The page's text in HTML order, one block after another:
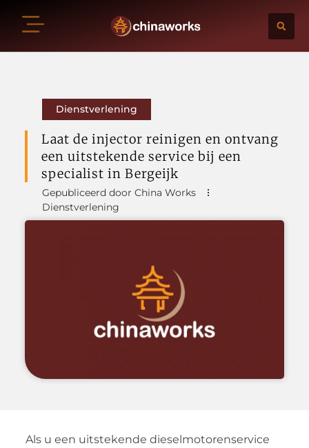
Dienstverlening
Laat de injector reinigen en ontvang
een uitstekende service bij een
specialist in Bergeijk
Gepubliceerd door China Works
Dienstverlening
Als u een uitstekende dieselmotorenservice